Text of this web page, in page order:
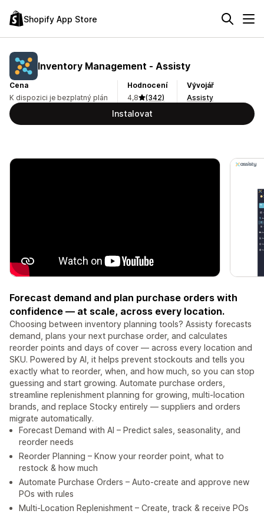
Shopify App Store
Inventory Management ‑ Assisty
Cena
K dispozici je bezplatný plán
Hodnocení
4,8
(342)
Vývojář
Assisty
Instalovat
Forecast demand and plan purchase orders with
confidence — at scale, across every location.
Choosing between inventory planning tools? Assisty forecasts
demand, plans your next purchase order, and calculates
reorder points and days of cover — across every location and
SKU. Powered by AI, it helps prevent stockouts and tells you
exactly what to reorder, when, and how much, so you can stop
guessing and start growing. Automate purchase orders,
streamline replenishment planning for growing, multi-location
brands, and replace Stocky entirely — suppliers and orders
migrate automatically.
Forecast Demand with AI – Predict sales, seasonality, and
reorder needs
Reorder Planning – Know your reorder point, what to
restock & how much
Automate Purchase Orders – Auto-create and approve new
POs with rules
Multi-Location Replenishment – Create, track & receive POs